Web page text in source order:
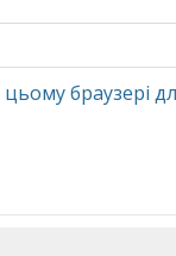
браузері